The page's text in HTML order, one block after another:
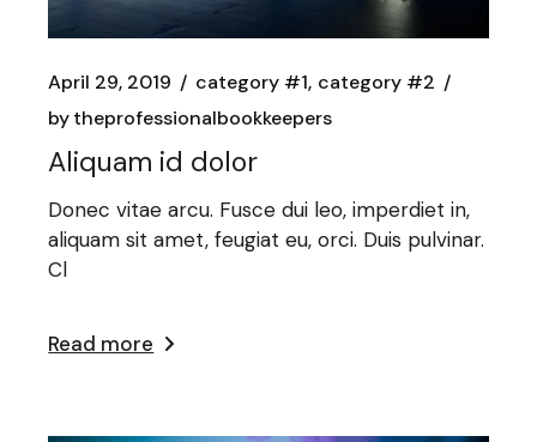
April 29, 2019 category #1 category #2
bytheprofessionalbookkeepers
Aliquam id dolor
Donec vitae arcu. Fusce dui leo, imperdiet in,
aliquam sit amet, feugiat eu, orci. Duis pulvinar.
Cl
Read more